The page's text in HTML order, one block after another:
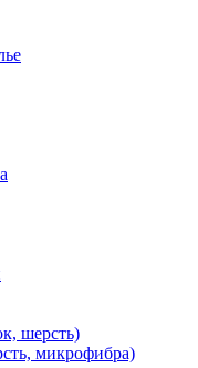
шерсть)
микрофибра)